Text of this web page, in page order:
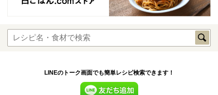
LINEのトーク画面でも簡単レシピ検索できます！